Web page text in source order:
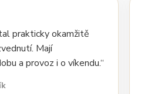
prakticky okamžitě
Mají
a provoz i o víkendu.“